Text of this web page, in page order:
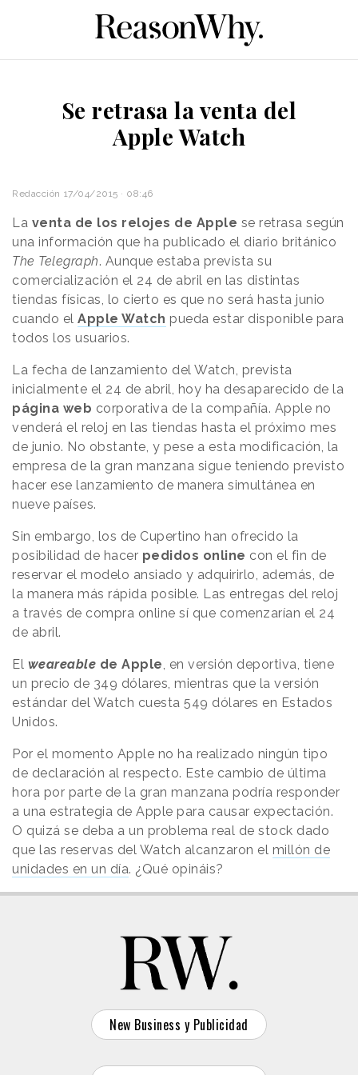
Se retrasa la venta del
Apple Watch
Redacción 17/04/2015 · 08:46
La venta de los relojes de Apple se retrasa según
una información que ha publicado el diario británico
The Telegraph. Aunque estaba prevista su
comercialización el 24 de abril en las distintas
tiendas físicas, lo cierto es que no será hasta junio
cuando el Apple Watch pueda estar disponible para
todos los usuarios.
La fecha de lanzamiento del Watch, prevista
inicialmente el 24 de abril, hoy ha desaparecido de la
página web corporativa de la compañía. Apple no
venderá el reloj en las tiendas hasta el próximo mes
de junio. No obstante, y pese a esta modificación, la
empresa de la gran manzana sigue teniendo previsto
hacer ese lanzamiento de manera simultánea en
nueve países.
Sin embargo, los de Cupertino han ofrecido la
posibilidad de hacer pedidos online con el fin de
reservar el modelo ansiado y adquirirlo, además, de
la manera más rápida posible. Las entregas del reloj
a través de compra online sí que comenzarían el 24
de abril.
El weareable de Apple , en versión deportiva, tiene
un precio de 349 dólares, mientras que la versión
estándar del Watch cuesta 549 dólares en Estados
Unidos.
Por el momento Apple no ha realizado ningún tipo
de declaración al respecto. Este cambio de última
hora por parte de la gran manzana podría responder
a una estrategia de Apple para causar expectación.
O quizá se deba a un problema real de stock dado
que las reservas del Watch alcanzaron el millón de
unidades en un día. ¿Qué opináis?
New Business y Publicidad